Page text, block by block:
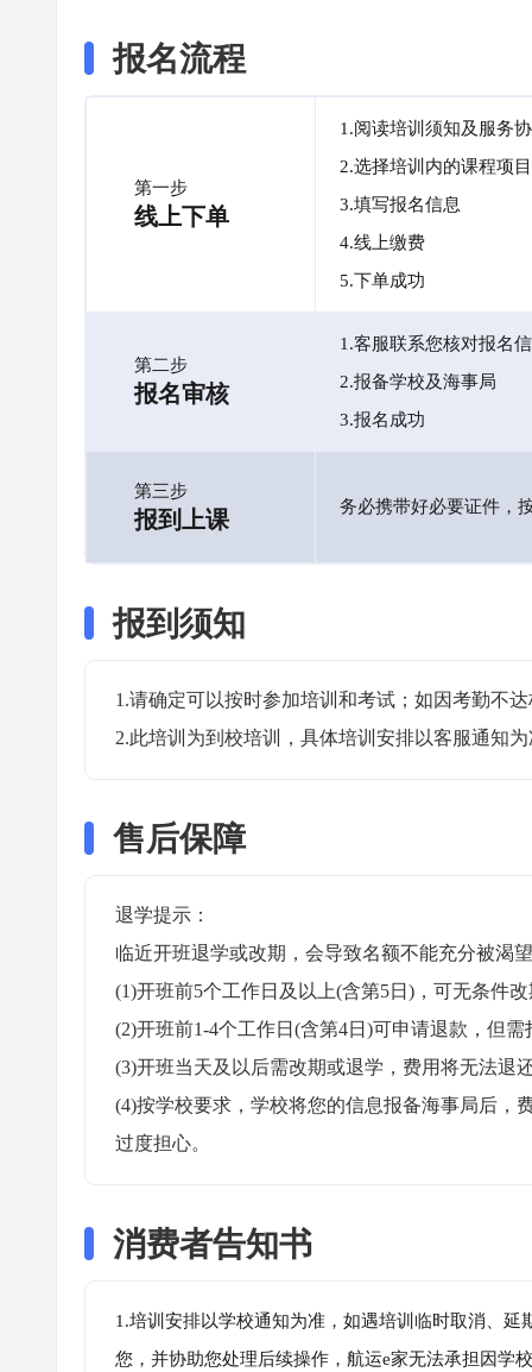
报名流程
第一步
线上下单
1.阅读培训须知及服务
2.选择培训内的课程项目
3.填写报名信息
4.线上缴费
5.下单成功
第二步
报名审核
1.客服联系您核对报名
2.报备学校及海事局
3.报名成功
第三步
报到上课 务必携带好必要证件，
报到须知
1.请确定可以按时参加培训和考试；如因考勤不
2.此培训为到校培训，具体培训安排以客服通知
售后保障
退学提示：
临近开班退学或改期，会导致名额不能充分被渴
(1)开班前5个工作日及以上(含第5日)，可无条件
(2)开班前1-4个工作日(含第4日)可申请退款，但
(3)开班当天及以后需改期或退学，费用将无法退
(4)按学校要求，学校将您的信息报备海事局后，
过度担心。
消费者告知书
1.培训安排以学校通知为准，如遇培训临时取消、
您，并协助您处理后续操作，航运e家无法承担因学